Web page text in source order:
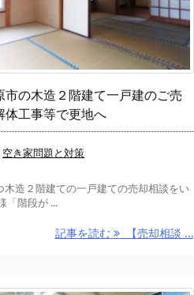
市の木造２階建て一戸建のご売
体工事等で更地へ
空き家問題と対策
造２階建ての一戸建ての売却相談をい
「階段が ...
記事を読む 【売却相談 ...